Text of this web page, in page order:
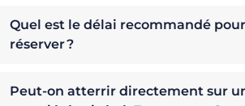
Quel est le délai recommandé pour
réserver ?
Peut-on atterrir directement sur